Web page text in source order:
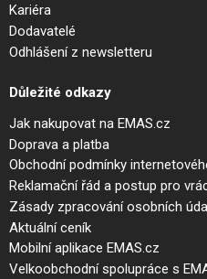
Kariéra
Dodavatelé
Odhlášení z newsletteru
Důležité odkazy
Jak nakupovat na EMAS.cz
Doprava a platba
Obchodní podmínky
Reklamační řád a postup pro
Zásady zpracování osobních
Aktuální ceník
Mobilní aplikace EMAS.cz
Velkoobchodní spolupráce s